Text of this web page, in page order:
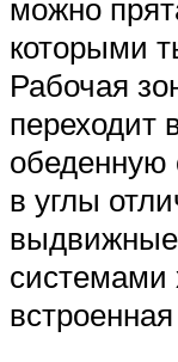
можно
которыми
Рабочая
переходит
в углы
системами